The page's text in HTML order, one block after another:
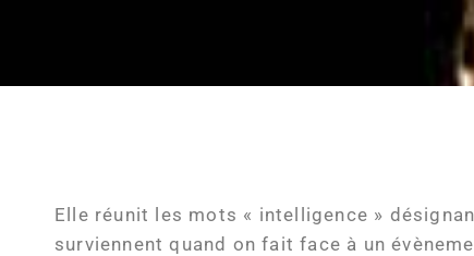
Elle réunit les mots « intelligence »
surviennent quand on fait face à un